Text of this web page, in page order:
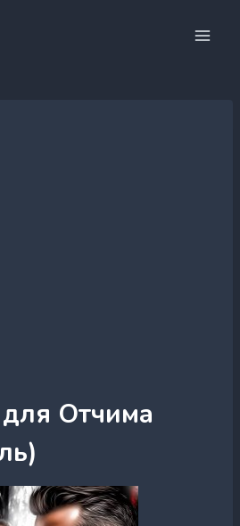
Отчима